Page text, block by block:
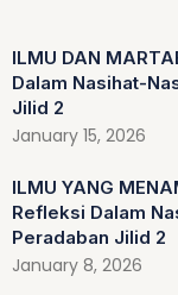
ILMU DAN
Dalam Nasihat-
Jilid 2
January 15, 2026
ILMU YANG
Refleksi Dalam
Peradaban Jilid 2
January 8, 2026